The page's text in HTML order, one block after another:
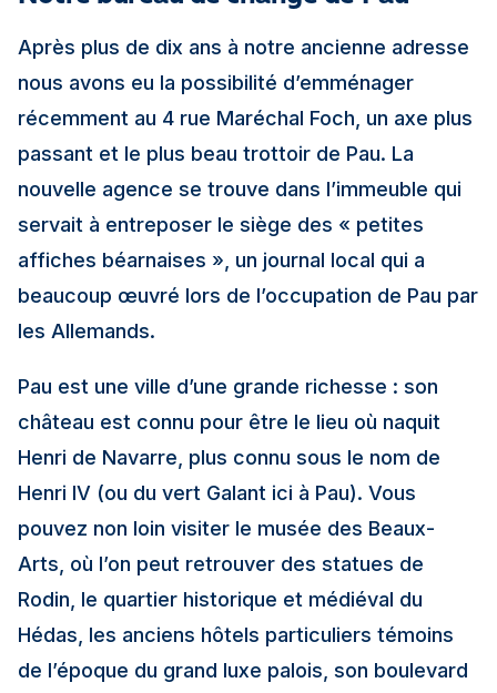
Après plus de dix ans à notre ancienne adresse
nous avons eu la possibilité d’emménager
récemment au 4 rue Maréchal Foch, un axe plus
passant et le plus beau trottoir de Pau. La
nouvelle agence se trouve dans l’immeuble qui
servait à entreposer le siège des « petites
affiches béarnaises », un journal local qui a
beaucoup œuvré lors de l’occupation de Pau par
les Allemands.
Pau est une ville d’une grande richesse : son
château est connu pour être le lieu où naquit
Henri de Navarre, plus connu sous le nom de
Henri IV (ou du vert Galant ici à Pau). Vous
pouvez non loin visiter le musée des Beaux-
Arts, où l’on peut retrouver des statues de
Rodin, le quartier historique et médiéval du
Hédas, les anciens hôtels particuliers témoins
de l’époque du grand luxe palois, son boulevard